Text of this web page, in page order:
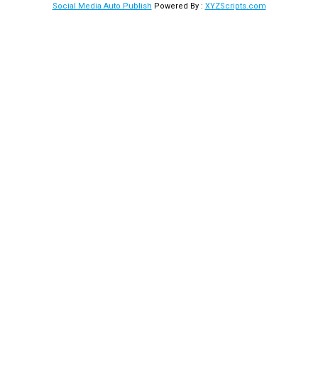
Social Media Auto Publish Powered By : XYZScripts.com